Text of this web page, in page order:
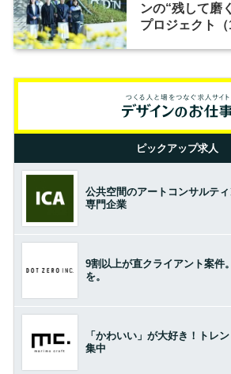
ンの“残して磨
プロジェクト（
ピックアップ求人
公共空間のアートコンサルテ
専門企業
9割以上が直クライアント案件
を。
「かわいい」が大好き！トレ
集中